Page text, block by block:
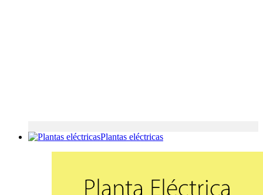
Plantas eléctricas